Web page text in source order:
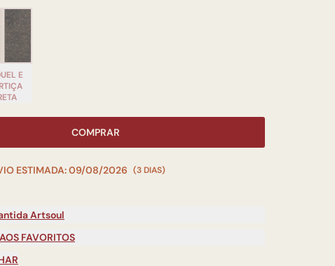
E
COMPRAR
ESTIMADA: 09/08/2026 (3 DIAS)
Artsoul
FAVORITOS